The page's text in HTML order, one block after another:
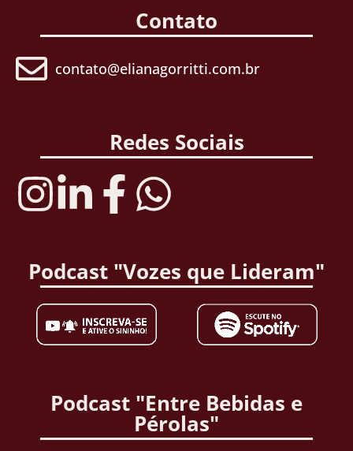
Contato
contato@elianagorritti.com.br
Redes Sociais
Podcast "Vozes que Lideram"
Podcast "Entre Bebidas e
Pérolas"